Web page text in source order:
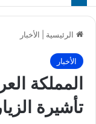
الرئيسية الأخبار
الأخبار
المملكة
تأشيرة